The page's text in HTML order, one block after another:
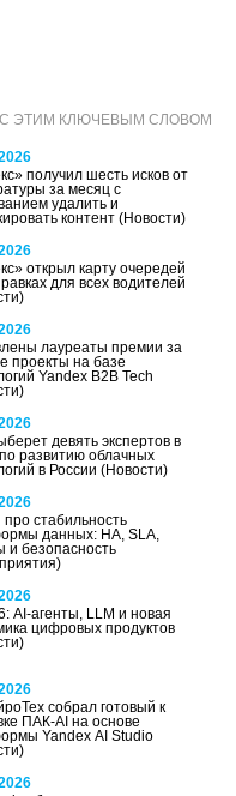
ЭТИМ КЛЮЧЕВЫМ СЛОВОМ
получил шесть исков от
за месяц с
удалить и
контент(Новости)
открыл карту очередей
для всех водителей
лауреаты премии за
проекты на базе
Yandex B2B Tech
девять экспертов в
развитию облачных
в России(Новости)
стабильность
данных: HA, SLA,
и безопасность
AI-агенты, LLM и новая
цифровых продуктов
собрал готовый к
ПАК-AI на основе
Yandex AI Studio